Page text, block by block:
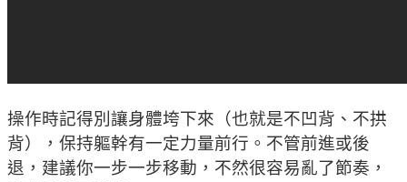
操作時記得別讓身體垮下來（也就是不凹背、不拱
背），保持軀幹有一定力量前行。不管前進或後
退，建議你一步一步移動，不然很容易亂了節奏，